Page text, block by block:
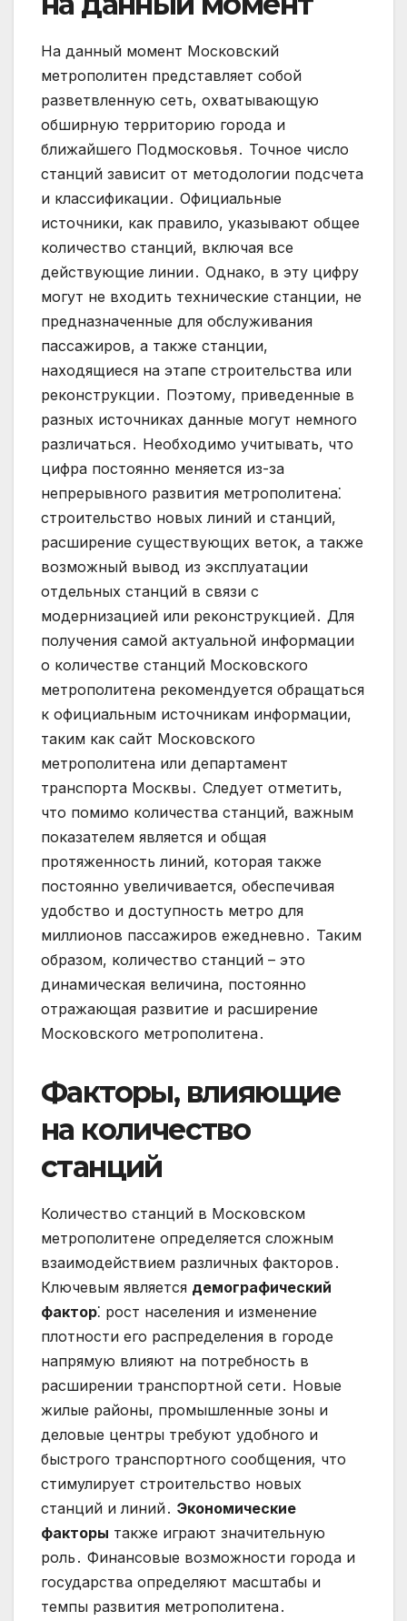
На данный момент Московский
метрополитен представляет собой
разветвленную сеть, охватывающую
обширную территорию города и
ближайшего Подмосковья․ Точное число
станций зависит от методологии подсчета
и классификации․ Официальные
источники, как правило, указывают общее
количество станций, включая все
действующие линии․ Однако, в эту цифру
могут не входить технические станции, не
предназначенные для обслуживания
пассажиров, а также станции,
находящиеся на этапе строительства или
реконструкции․ Поэтому, приведенные в
разных источниках данные могут немного
различаться․ Необходимо учитывать, что
цифра постоянно меняется из-за
непрерывного развития метрополитена⁚
строительство новых линий и станций,
расширение существующих веток, а также
возможный вывод из эксплуатации
отдельных станций в связи с
модернизацией или реконструкцией․ Для
получения самой актуальной информации
о количестве станций Московского
метрополитена рекомендуется обращаться
к официальным источникам информации,
таким как сайт Московского
метрополитена или департамент
транспорта Москвы․ Следует отметить,
что помимо количества станций, важным
показателем является и общая
протяженность линий, которая также
постоянно увеличивается, обеспечивая
удобство и доступность метро для
миллионов пассажиров ежедневно․ Таким
образом, количество станций – это
динамическая величина, постоянно
отражающая развитие и расширение
Московского метрополитена․
Факторы, влияющие
на количество
станций
Количество станций в Московском
метрополитене определяется сложным
взаимодействием различных факторов․
Ключевым является демографический
фактор⁚ рост населения и изменение
плотности его распределения в городе
напрямую влияют на потребность в
расширении транспортной сети․ Новые
жилые районы, промышленные зоны и
деловые центры требуют удобного и
быстрого транспортного сообщения, что
стимулирует строительство новых
станций и линий․ Экономические
факторы также играют значительную
роль․ Финансовые возможности города и
государства определяют масштабы и
темпы развития метрополитена․